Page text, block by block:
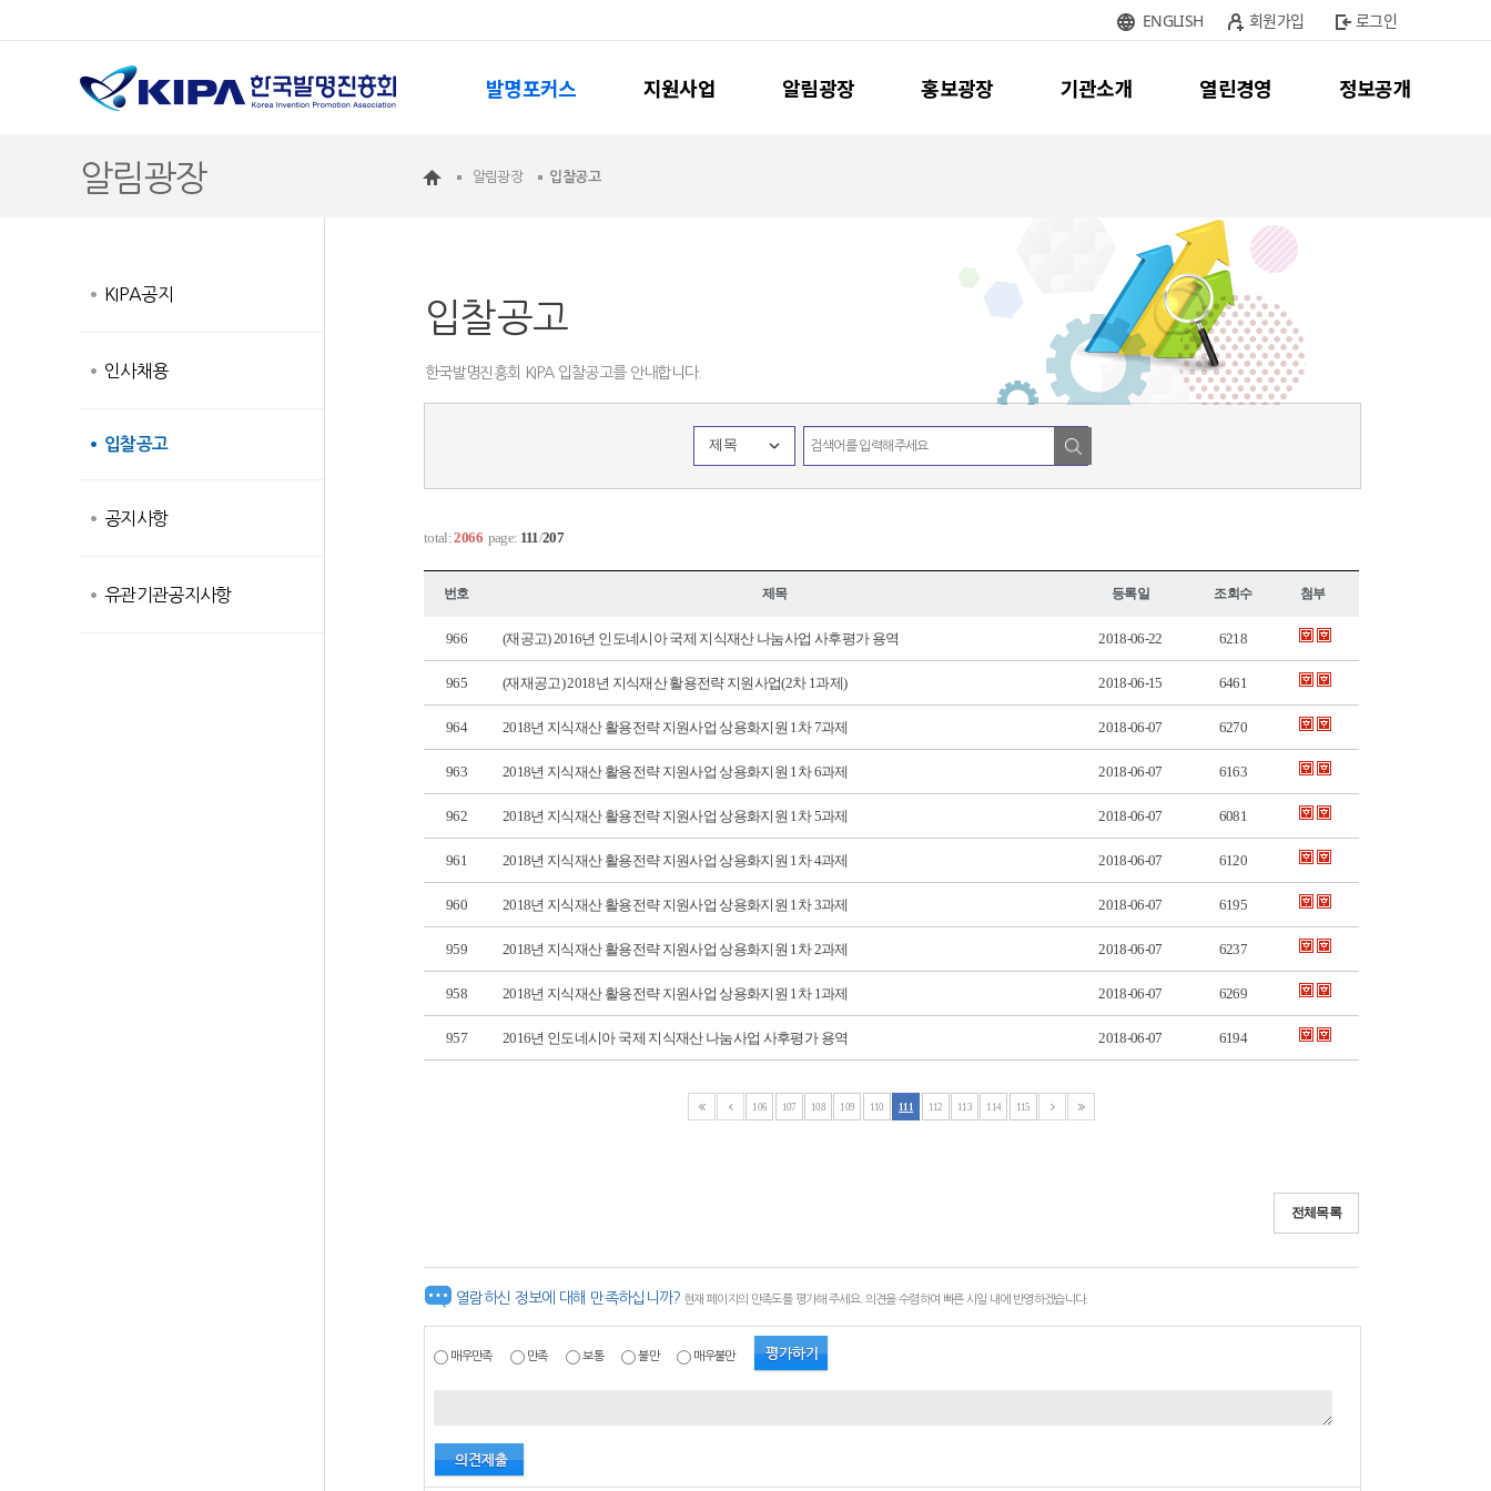
ENGLISH 회원가입 로그인
발명포커스 지원사업 알림광장 홍보광장 기관소개 열린경영 정보공개
알림광장 알림광장 입찰공고
KIPA공지
인사채용
입찰공고
공지사항
유관기관공지사항
입찰공고
한국발명진흥회 KIPA 입찰공고를 안내합니다.
제목
total:2066page: 111/207
번호 제목 등록일 조회수 첨부
966 (재공고) 2016년 인도네시아 국제 지식재산 나눔사업 사후평가 용역 2018-06-22 6218
965 (재재공고) 2018년 지식재산 활용전략 지원사업(2차 1과제) 2018-06-15 6461
964 2018년 지식재산 활용전략 지원사업 상용화지원 1차 7과제 2018-06-07 6270
963 2018년 지식재산 활용전략 지원사업 상용화지원 1차 6과제 2018-06-07 6163
962 2018년 지식재산 활용전략 지원사업 상용화지원 1차 5과제 2018-06-07 6081
961 2018년 지식재산 활용전략 지원사업 상용화지원 1차 4과제 2018-06-07 6120
960 2018년 지식재산 활용전략 지원사업 상용화지원 1차 3과제 2018-06-07 6195
959 2018년 지식재산 활용전략 지원사업 상용화지원 1차 2과제 2018-06-07 6237
958 2018년 지식재산 활용전략 지원사업 상용화지원 1차 1과제 2018-06-07 6269
957 2016년 인도네시아 국제 지식재산 나눔사업 사후평가 용역 2018-06-07 6194
106 107 108 109 110 111 112 113 114 115
전체목록
열람하신 정보에 대해 만족하십니까? 현재 페이지의 만족도를 평가해 주세요. 의견을 수렴하여 빠른 시일 내에 반영하겠습니다.
매우만족 만족 보통 불만 매우불만